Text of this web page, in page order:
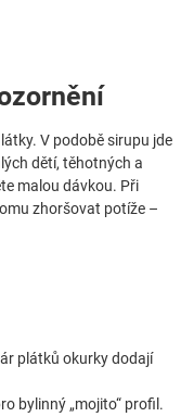
V podobě sirupu jde
dětí, těhotných a
malou dávkou. Při
zhoršovat potíže –
plátků okurky dodají
bylinný „mojito“ profil.